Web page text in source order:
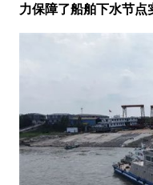
力保障了船舶下水节点